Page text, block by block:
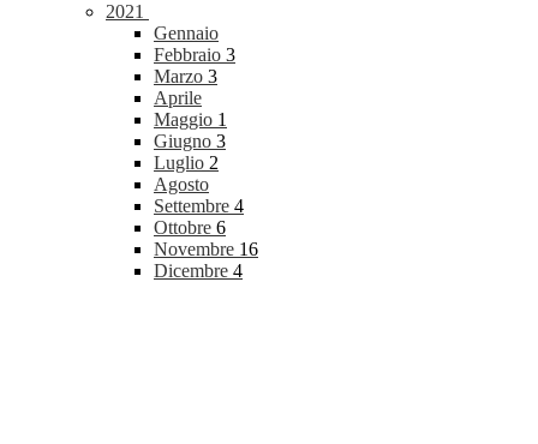
2021
Gennaio
Febbraio 3
Marzo 3
Aprile
Maggio 1
Giugno 3
Luglio 2
Agosto
Settembre 4
Ottobre 6
Novembre 16
Dicembre 4